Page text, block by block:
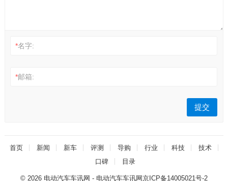
*名字:
*邮箱:
首页 新闻 新车 评测 导购 行业 科技
技术
口碑
目录
© 2026 电动汽车车讯网 - 电动汽车车讯网京ICP备14005021号-2